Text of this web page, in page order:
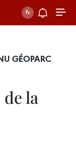
GÉOPARC
la